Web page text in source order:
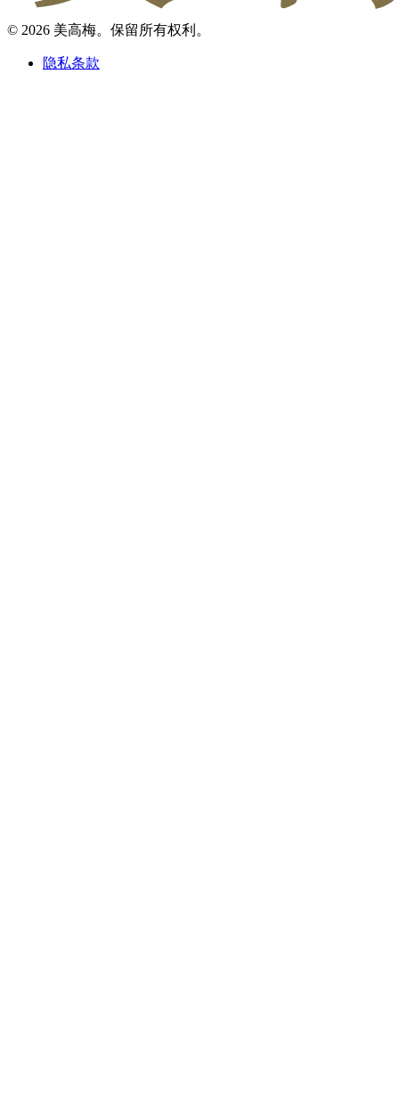
© 2026 美高梅。保留所有权利。
隐私条款